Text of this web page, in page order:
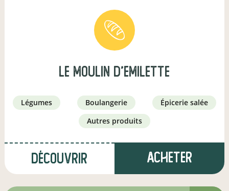
le moulin d'emilette
légumes boulangerie
épicerie salée
autres produits
Découvrir Acheter